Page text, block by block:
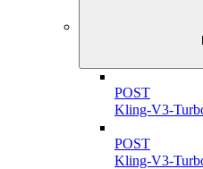
POST
Kling-V3-
POST
Kling-V3-